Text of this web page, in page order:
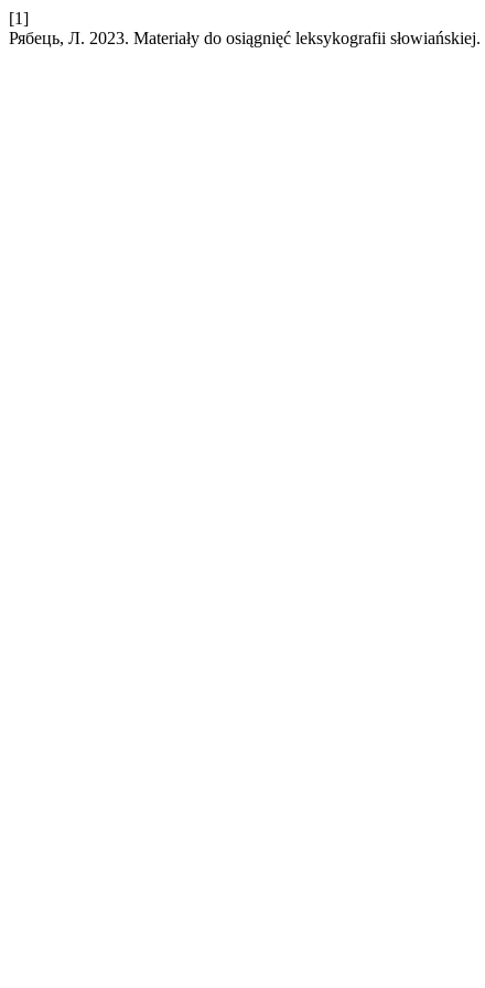
[1]
Рябець, Л. 2023. Materiały do osiągnięć leksykografii słowiańskiej.